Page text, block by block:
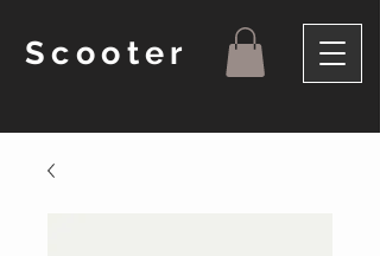
Scooter